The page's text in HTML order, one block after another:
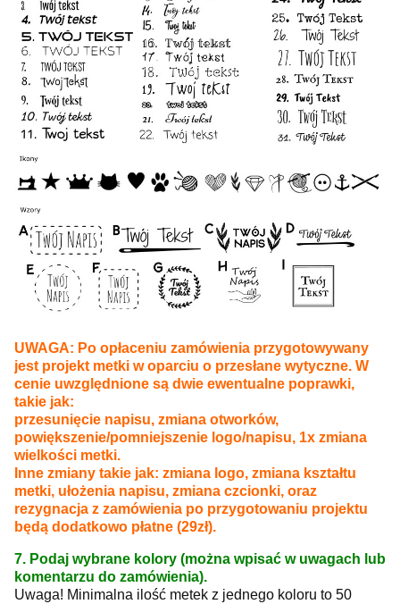
UWAGA: Po opłaceniu zamówienia przygotowywany
jest projekt metki w oparciu o przesłane wytyczne. W
cenie uwzględnione są dwie ewentualne poprawki,
takie jak:
przesunięcie napisu, zmiana otworków,
powiększenie/pomniejszenie logo/napisu, 1x zmiana
wielkości metki.
Inne zmiany takie jak: zmiana logo, zmiana kształtu
metki, ułożenia napisu, zmiana czcionki, oraz
rezygnacja z zamówienia po przygotowaniu projektu
będą dodatkowo płatne (29zł).
7. Podaj wybrane kolory (można wpisać w uwagach lub
komentarzu do zamówienia).
Uwaga! Minimalna ilość metek z jednego koloru to 50